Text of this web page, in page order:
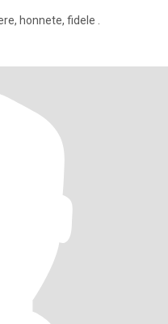
honnete, fidele .